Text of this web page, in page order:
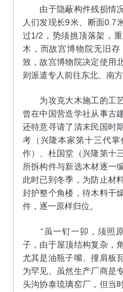
由于隐蔽构件残损情况
人们发现长9米、断面0.7
过1/2，势须挑顶落架，
木，而故宫博物院无旧
致，故宫博物院决定使用
则派遣专人前往东北、南
为攻克大木施工的工艺
曾在中国营造学社从事古
还特意寻请了清末民国时
考（兴隆本家第十三代
作）、杜国堂（兴隆第十
所拆构件与新选木材逐一
此时已到冬季，为防止材
封护整个角楼，待木料干
件，逐一原样归位。
“虽一钉一卯，须照原
子，由于屋顶结构复杂，
尤其是油瓶子嘴、撞肩板
为罕见。虽然生产厂商是
头沟协泰琉璃窑厂，但当